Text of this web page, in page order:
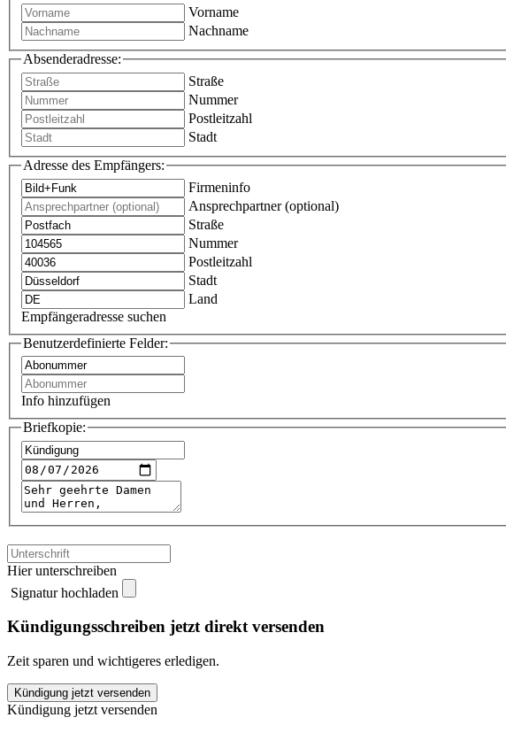
Vorname
Nachname
Absenderadresse:
Straße
Nummer
Postleitzahl
Stadt
Adresse des Empfängers:
Firmeninfo
Ansprechpartner (optional)
Straße
Nummer
Postleitzahl
Stadt
Land
Empfängeradresse suchen
Benutzerdefinierte Felder:
Info hinzufügen
Briefkopie:
Hier unterschreiben
Signatur hochladen
Kündigungsschreiben jetzt direkt versenden
Zeit sparen und wichtigeres erledigen.
Bild+Funk
kündigen
quantity
Kündigung jetzt versenden
Kündigung jetzt versenden